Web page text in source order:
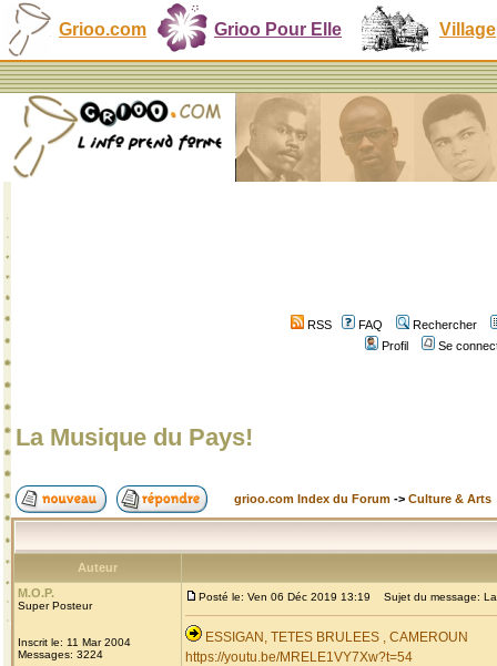
Grioo.com Grioo Pour Elle Village
RSS FAQ
Rechercher
Profil
Se
La Musique du Pays!
grioo.com Index du Forum -> Culture & Arts
Auteur
M.O.P.
Super Posteur
Inscrit le: 11 Mar 2004
Messages: 3224
Posté le: Ven 06 Déc 2019 13:19 Sujet du message:
ESSIGAN, TETES BRULEES , CAMEROUN
https://youtu.be/MRELE1VY7Xw?t=54